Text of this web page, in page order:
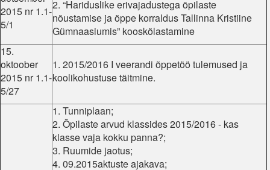
2015 nr 1.1-
5/1
2. “Hariduslike erivajadustega õpilaste
nõustamise ja õppe korraldus Tallinna Kristiine
Gümnaasiumis” kooskõlastamine
15.
oktoober
2015 nr 1.1-
5/27
1. 2015/2016 I veerandi õppetöö tulemused ja
koolikohustuse täitmine.
1. Tunniplaan;
2. Õpilaste arvud klassides 2015/2016 - kas
klasse vaja kokku panna?;
3. Ruumide jaotus;
4. 09.2015aktuste ajakava;